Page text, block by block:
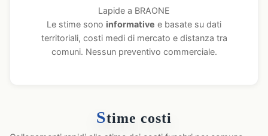
Lapide a BRAONE
Le stime sono informative e basate su dati
territoriali, costi medi di mercato e distanza tra
comuni. Nessun preventivo commerciale.
Stime costi